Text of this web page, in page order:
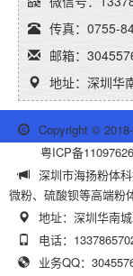
传真：0755-
邮箱：
地址：深圳华
Copyright ©
粤ICP备
深圳市海扬粉体
微粉、硫酸钡等高端粉
地址：深圳华南
电话：
业务QQ：